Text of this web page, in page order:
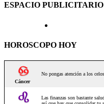
ESPACIO PUBLICITARIO
HOROSCOPO HOY